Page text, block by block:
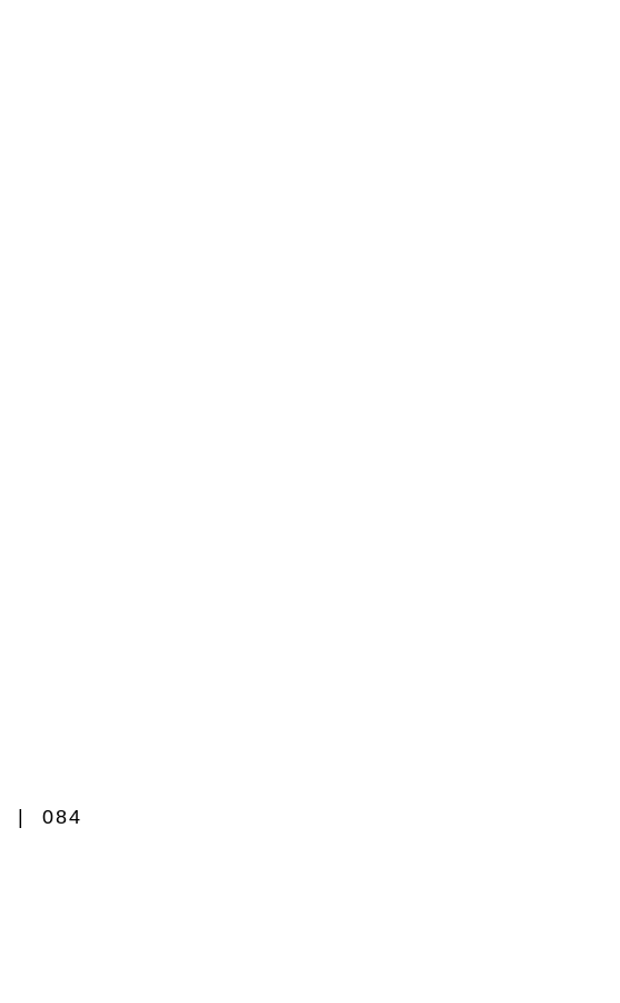
084